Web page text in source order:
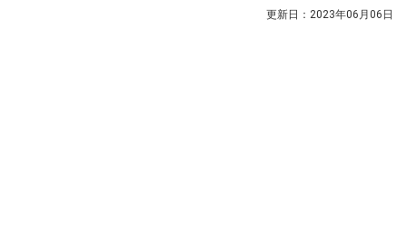
更新日： 2023年06月06日